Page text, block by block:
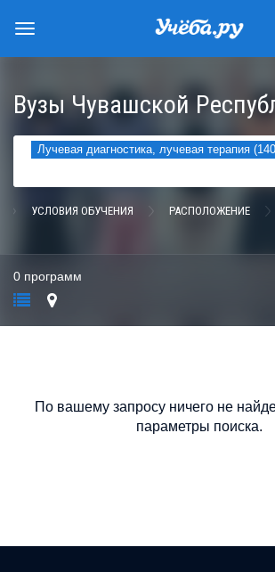
Вузы Чувашской
Лучевая диагностика, лучевая терапия
УСЛОВИЯ ОБУЧЕНИЯ РАСПОЛОЖЕНИЕ
0 программ
По вашему запросу ничего не
параметры поиска.